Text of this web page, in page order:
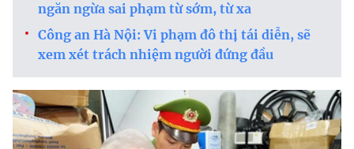
ngăn ngừa sai phạm từ sớm, từ xa
Công an Hà Nội: Vi phạm đô thị tái diễn, sẽ
xem xét trách nhiệm người đứng đầu